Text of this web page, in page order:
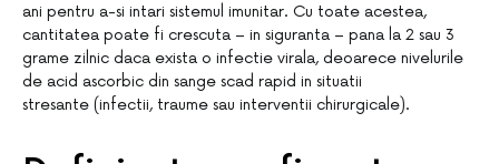
ani pentru a-si intari sistemul imunitar. Cu toate acestea,
cantitatea poate fi crescuta – in siguranta – pana la 2 sau 3
grame zilnic daca exista o infectie virala, deoarece nivelurile
de acid ascorbic din sange scad rapid in situatii
stresante (infectii, traume sau interventii chirurgicale).